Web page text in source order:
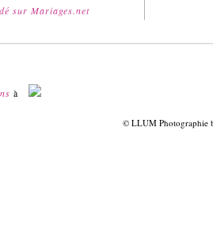
à
© LLUM Photographie